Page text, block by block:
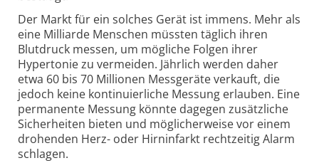
Der Markt für ein solches Gerät ist immens. Mehr als
eine Milliarde Menschen müssten täglich ihren
Blutdruck messen, um mögliche Folgen ihrer
Hypertonie zu vermeiden. Jährlich werden daher
etwa 60 bis 70 Millionen Messgeräte verkauft, die
jedoch keine kontinuierliche Messung erlauben. Eine
permanente Messung könnte dagegen zusätzliche
Sicherheiten bieten und möglicherweise vor einem
drohenden Herz- oder Hirninfarkt rechtzeitig Alarm
schlagen.